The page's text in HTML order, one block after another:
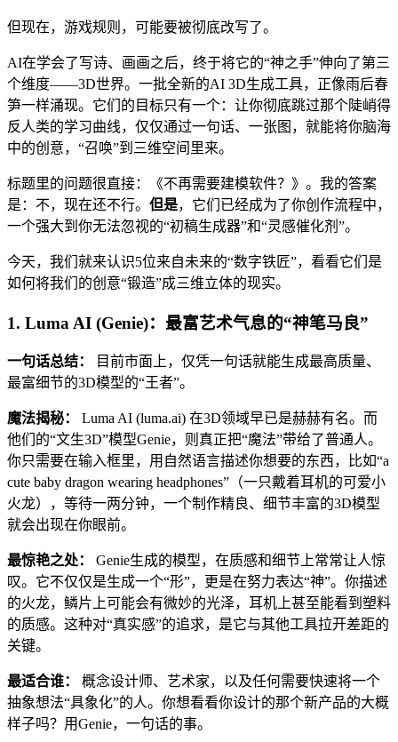
但现在，游戏规则，可能要被彻底改写了。
AI在学会了写诗、画画之后，终于将它的“神之手”伸向了第三
个维度——3D世界。一批全新的AI 3D生成工具，正像雨后春
笋一样涌现。它们的目标只有一个：让你彻底跳过那个陡峭得
反人类的学习曲线，仅仅通过一句话、一张图，就能将你脑海
中的创意，“召唤”到三维空间里来。
标题里的问题很直接：《不再需要建模软件？》。我的答案
是：不，现在还不行。 但是，它们已经成为了你创作流程中，
一个强大到你无法忽视的“初稿生成器”和“灵感催化剂”。
今天，我们就来认识5位来自未来的“数字铁匠”，看看它们是
如何将我们的创意“锻造”成三维立体的现实。
1. Luma AI (Genie)：最富艺术气息的“神笔马良”
一句话总结：
目前市面上，仅凭一句话就能生成最高质量、
最富细节的3D模型的“王者”。
魔法揭秘：
Luma AI (luma.ai) 在3D领域早已是赫赫有名。而
他们的“文生3D”模型Genie，则真正把“魔法”带给了普通人。
你只需要在输入框里，用自然语言描述你想要的东西，比如“a
cute baby dragon wearing headphones”（一只戴着耳机的可爱小
火龙），等待一两分钟，一个制作精良、细节丰富的3D模型
就会出现在你眼前。
最惊艳之处：
Genie生成的模型，在质感和细节上常常让人惊
叹。它不仅仅是生成一个“形”，更是在努力表达“神”。你描述
的火龙，鳞片上可能会有微妙的光泽，耳机上甚至能看到塑料
的质感。这种对“真实感”的追求，是它与其他工具拉开差距的
关键。
最适合谁：
概念设计师、艺术家，以及任何需要快速将一个
抽象想法“具象化”的人。你想看看你设计的那个新产品的大概
样子吗？用Genie，一句话的事。